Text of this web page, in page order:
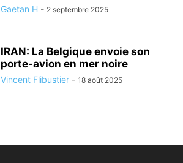
Gaetan H - 2 septembre 2025
IRAN: La Belgique envoie son
porte-avion en mer noire
Vincent Flibustier - 18 août 2025